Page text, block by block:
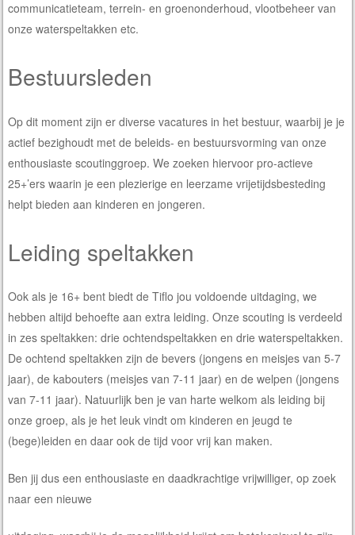
communicatieteam, terrein- en groenonderhoud, vlootbeheer van
onze waterspeltakken etc.
Bestuursleden
Op dit moment zijn er diverse vacatures in het bestuur, waarbij je je
actief bezighoudt met de beleids- en bestuursvorming van onze
enthousiaste scoutinggroep. We zoeken hiervoor pro-actieve
25+’ers waarin je een plezierige en leerzame vrijetijdsbesteding
helpt bieden aan kinderen en jongeren.
Leiding speltakken
Ook als je 16+ bent biedt de Tiflo jou voldoende uitdaging, we
hebben altijd behoefte aan extra leiding. Onze scouting is verdeeld
in zes speltakken: drie ochtendspeltakken en drie waterspeltakken.
De ochtend speltakken zijn de bevers (jongens en meisjes van 5-7
jaar), de kabouters (meisjes van 7-11 jaar) en de welpen (jongens
van 7-11 jaar). Natuurlijk ben je van harte welkom als leiding bij
onze groep, als je het leuk vindt om kinderen en jeugd te
(bege)leiden en daar ook de tijd voor vrij kan maken.
Ben jij dus een enthousiaste en daadkrachtige vrijwilliger, op zoek
naar een nieuwe